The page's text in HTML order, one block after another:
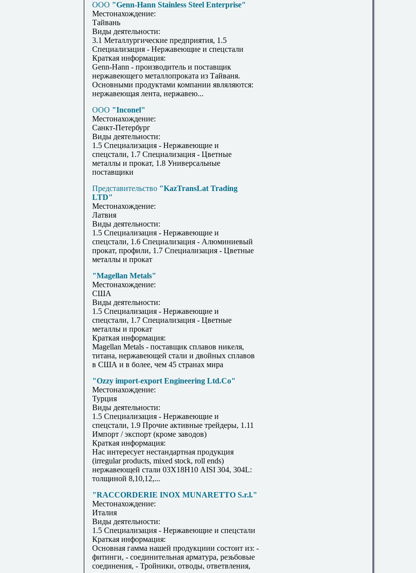
ООО "Genn-Hann Stainless Steel Enterprise"
Местонахождение:
Тайвань
Виды деятельности:
3.1 Металлургические предприятия, 1.5
Специализация - Нержавеющие и спецстали
Краткая информация:
Genn-Hann - производитель и поставщик
нержавеющего металлопроката из Тайваня.
Основными продуктами компании являляются:
нержавеющая лента, нержавею...
ООО "Inconel"
Местонахождение:
Санкт-Петербург
Виды деятельности:
1.5 Специализация - Нержавеющие и
спецстали, 1.7 Специализация - Цветные
металлы и прокат, 1.8 Универсальные
поставщики
Представительство "KazTransLat Trading
LTD"
Местонахождение:
Латвия
Виды деятельности:
1.5 Специализация - Нержавеющие и
спецстали, 1.6 Специализация - Алюминиевый
прокат, профили, 1.7 Специализация - Цветные
металлы и прокат
"Magellan Metals"
Местонахождение:
США
Виды деятельности:
1.5 Специализация - Нержавеющие и
спецстали, 1.7 Специализация - Цветные
металлы и прокат
Краткая информация:
Magellan Metals - поставщик сплавов никеля,
титана, нержавеющей стали и двойных сплавов
в США и в более, чем 45 странах мира
"Ozzy import-export Engineering Ltd.Co"
Местонахождение:
Турция
Виды деятельности:
1.5 Специализация - Нержавеющие и
спецстали, 1.9 Прочие активные трейдеры, 1.11
Импорт / экспорт (кроме заводов)
Краткая информация:
Нас интересует нестандартная продукция
(irregular products, mixed stock, roll ends)
нержавеющей стали 03Х18Н10 AISI 304, 304L:
толщиной 8,10,12,...
"RACCORDERIE INOX MUNARETTO S.r.l."
Местонахождение:
Италия
Виды деятельности:
1.5 Специализация - Нержавеющие и спецстали
Краткая информация:
Основная гамма нашей продукциии состоит из: -
фитинги, - соединительная арматура, резьбовые
соединения, - Тройники, отводы, ответвления,